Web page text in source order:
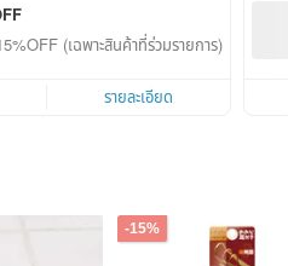
(เฉพาะสินค้าที่ร่วมรายการ)
รายละเอียด
-15%